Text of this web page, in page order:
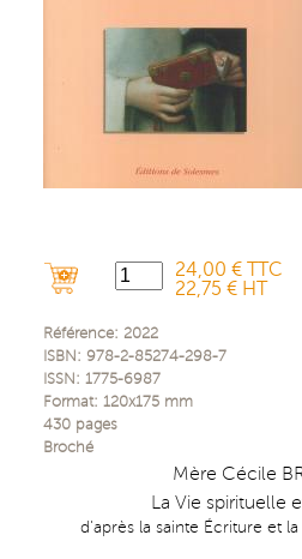
24,00 € TTC
22,75 € HT
Référence: 2022
ISBN: 978-2-85274-298-7
ISSN: 1775-6987
Format: 120x175mm
430pages
Broché
Mère Cécile
La Vie spirituelle
d'après la sainte Écriture et